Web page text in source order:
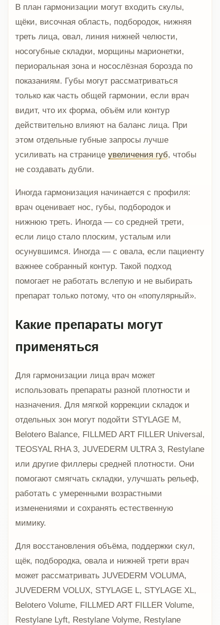
В план гармонизации могут входить скулы,
щёки, височная область, подбородок, нижняя
треть лица, овал, линия нижней челюсти,
носогубные складки, морщины марионетки,
периоральная зона и носослёзная борозда по
показаниям. Губы могут рассматриваться
только как часть общей гармонии, если врач
видит, что их форма, объём или контур
действительно влияют на баланс лица. При
этом отдельные губные запросы лучше
усиливать на странице увеличения губ, чтобы
не создавать дубли.
Иногда гармонизация начинается с профиля:
врач оценивает нос, губы, подбородок и
нижнюю треть. Иногда — со средней трети,
если лицо стало плоским, усталым или
осунувшимся. Иногда — с овала, если пациенту
важнее собранный контур. Такой подход
помогает не работать вслепую и не выбирать
препарат только потому, что он «популярный».
Какие препараты могут
применяться
Для гармонизации лица врач может
использовать препараты разной плотности и
назначения. Для мягкой коррекции складок и
отдельных зон могут подойти STYLAGE M,
Belotero Balance, FILLMED ART FILLER Universal,
TEOSYAL RHA 3, JUVEDERM ULTRA 3, Restylane
или другие филлеры средней плотности. Они
помогают смягчать складки, улучшать рельеф,
работать с умеренными возрастными
изменениями и сохранять естественную
мимику.
Для восстановления объёма, поддержки скул,
щёк, подбородка, овала и нижней трети врач
может рассматривать JUVEDERM VOLUMA,
JUVEDERM VOLUX, STYLAGE L, STYLAGE XL,
Belotero Volume, FILLMED ART FILLER Volume,
Restylane Lyft, Restylane Volyme, Restylane